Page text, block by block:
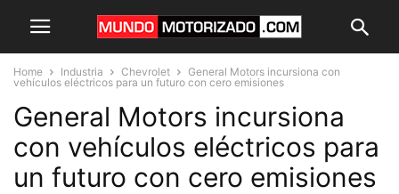
Home Industria Chevrolet
General Motors incursiona con
vehículos eléctricos para un futuro con cero emisiones
General Motors incursiona
con vehículos eléctricos para
un futuro con cero emisiones